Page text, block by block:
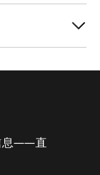
息——直